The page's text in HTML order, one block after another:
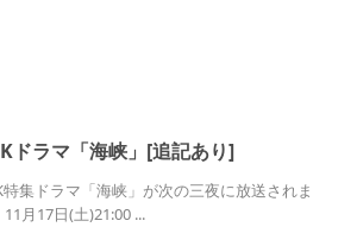
ドラマ「海峡」[追記あり]
集ドラマ「海峡」が次の三夜に放送されま
11月17日(土)21:00 ...